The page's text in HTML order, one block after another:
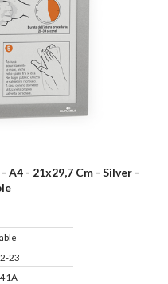
A4 - 21x29,7 Cm - Silver -
23